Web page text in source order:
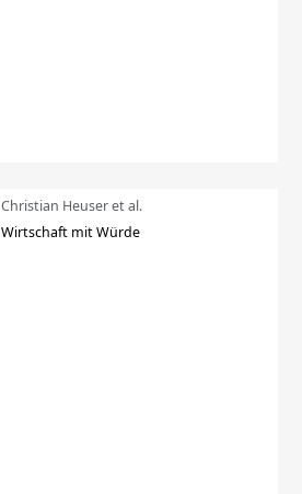
Christian Heuser et al.
Wirtschaft mit Würde